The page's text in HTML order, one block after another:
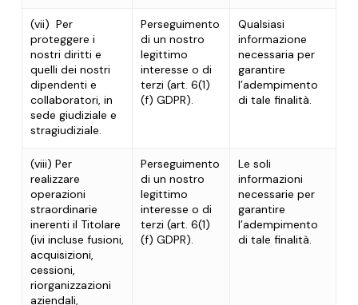
(vii) Per
proteggere i
nostri diritti e
quelli dei nostri
dipendenti e
collaboratori, in
sede giudiziale e
stragiudiziale.
Perseguimento
di un nostro
legittimo
interesse o di
terzi (art. 6(1)
(f) GDPR).
Qualsiasi
informazione
necessaria per
garantire
l’adempimento
di tale finalità.
(viii) Per
realizzare
operazioni
straordinarie
inerenti il Titolare
(ivi incluse fusioni,
acquisizioni,
cessioni,
riorganizzazioni
aziendali,
Perseguimento
di un nostro
legittimo
interesse o di
terzi (art. 6(1)
(f) GDPR).
Le soli
informazioni
necessarie per
garantire
l’adempimento
di tale finalità.